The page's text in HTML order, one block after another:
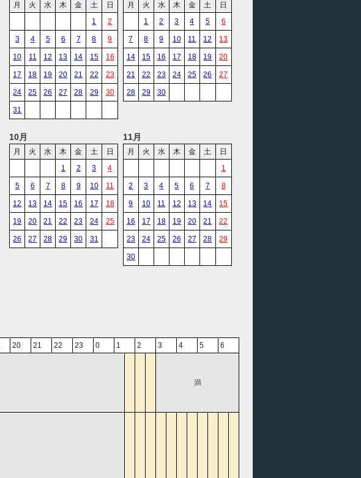
月 火 水 木 金 土
日
1
2
3 4 5 6 7 8 9
10 11 12 13 14 15 16
17 18 19 20 21 22 23
24 25 26 27 28 29 30
31
月 火 水 木 金 土
日
1
2 3 4 5 6
7 8 9 10 11 12 13
14 15 16 17 18 19 20
21 22 23 24 25 26 27
28 29 30
10月
月 火 水 木 金 土
日
1
2 3 4
5 6 7 8 9 10 11
12 13 14 15 16 17 18
19 20 21 22 23 24 25
26 27 28 29 30 31
11月
月 火 水 木 金 土
日
1
2 3 4 5 6 7 8
9 10 11 12 13 14 15
16 17 18 19 20 21 22
23 24 25 26 27 28 29
30
20 21 22 23 0 1 2 3 4 5 6
満